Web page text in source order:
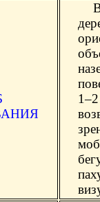
В